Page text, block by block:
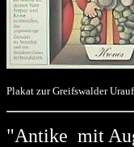
Plakat zur Greifswalder
"Antike mit